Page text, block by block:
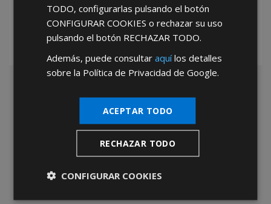
TODO, configurarlas pulsando el botón
CONFIGURAR COOKIES o rechazar su uso
pulsando el botón RECHAZAR TODO.
Además, puede consultaraquílos detalles
sobre la Política de Privacidad de Google.
ACEPTAR TODO
RECHAZAR TODO
CONFIGURAR COOKIES